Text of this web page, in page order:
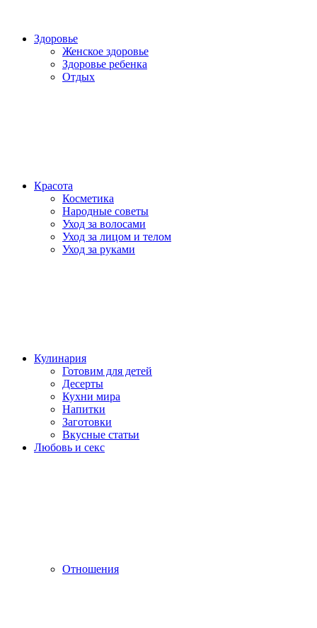
Здоровье
Женское здоровье
Здоровье ребенка
Отдых
Красота
Косметика
Народные советы
Уход за волосами
Уход за лицом и телом
Уход за руками
Кулинария
Готовим для детей
Десерты
Кухни мира
Напитки
Заготовки
Вкусные статьи
Любовь и секс
Отношения